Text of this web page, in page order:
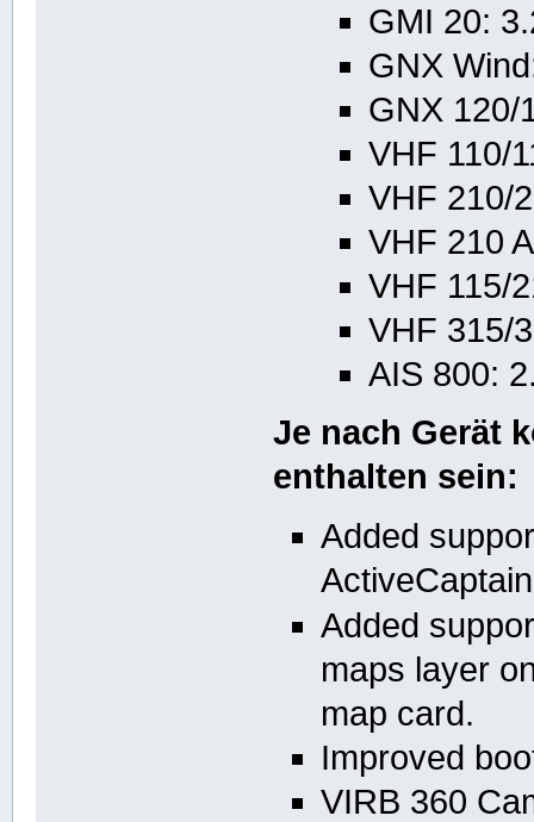
GMI 20:
GNX
GNX 120/
VHF 110/
VHF 210/
VHF 210
VHF 115/
VHF 315/
AIS 800:
Je nach Gerät
enthalten sein:
Added
Added
maps layer
map card.
Improved
VIRB 360